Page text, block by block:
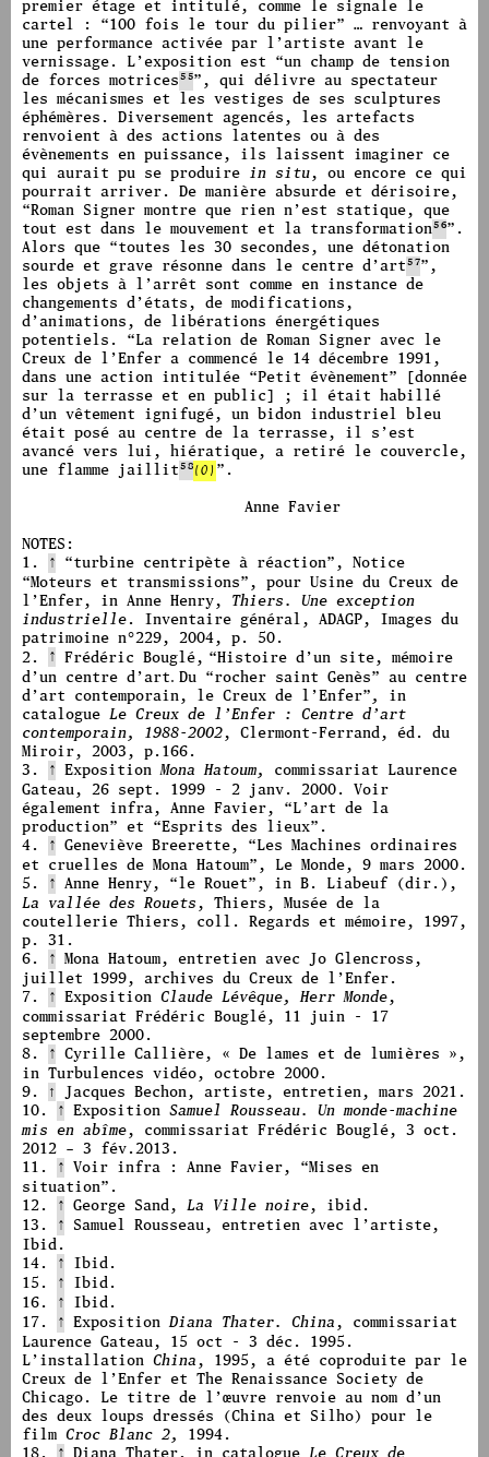
premier étage et intitulé, comme le signale le
cartel : “100 fois le tour du pilier” … renvoyant à
une performance activée par l’artiste avant le
vernissage. L’exposition est “un champ de tension
de forces motrices55”,qui délivre au spectateur
les mécanismes et les vestiges de ses sculptures
éphémères. Diversement agencés, les artefacts
renvoient à des actions latentes ou à des
évènements en puissance, ils laissent imaginer ce
qui aurait pu se produire in situ, ou encore ce qui
pourrait arriver. De manière absurde et dérisoire,
“Roman Signer montre que rien n’est statique, que
tout est dans le mouvement et la transformation56”.
Alors que “toutes les 30 secondes, une détonation
sourde et grave résonne dans le centre d’art57”,
les objets à l’arrêt sont comme en instance de
changements d’états, de modifications,
d’animations, de libérations énergétiques
potentiels. “La relation de Roman Signer avec le
Creux de l’Enfer a commencé le 14 décembre 1991,
dans une action intitulée “Petit évènement” [donnée
sur la terrasse et en public] ; il était habillé
d’un vêtement ignifugé, un bidon industriel bleu
était posé au centre de la terrasse, il s’est
avancé vers lui, hiératique, a retiré le couvercle,
une flamme jaillit58(O) ”.
Anne Favier
NOTES:
1.
↑
“turbine centripète à réaction” , Notice
“Moteurs et transmissions” , pour Usine du Creux de
l’Enfer, in Anne Henry, Thiers. Une exception
industrielle. Inventaire général, ADAGP, Images du
patrimoine n°229, 2004, p. 50.
2.
↑
Frédéric Bouglé, “Histoire d’un site, mémoire
d’un centre d’art. Du “rocher saint Genès” au centre
d’art contemporain, le Creux de l’Enfer”, in
catalogue Le Creux de l’Enfer : Centre d’art
contemporain, 1988-2002, Clermont-Ferrand, éd. du
Miroir, 2003,
p.166.
3.
↑
Exposition Mona Hatoum,
commissariat Laurence
Gateau, 26 sept. 1999 - 2 janv. 2000. Voir
également infra, Anne Favier, “L’art de la
production” et “Esprits des lieux” .
4.
↑
Geneviève Breerette, “Les Machines ordinaires
et cruelles de Mona Hatoum” , Le Monde, 9 mars 2000.
5.
↑
Anne Henry, “le Rouet”, in B. Liabeuf (dir.),
La vallée des Rouets , Thiers, Musée de la
coutellerie Thiers, coll. Regards et mémoire, 1997,
p. 31.
6.
↑
Mona Hatoum, entretien avec Jo Glencross,
juillet 1999, archives du Creux de l’Enfer.
7.
↑
Exposition Claude Lévêque, Herr Monde,
commissariat Frédéric Bouglé, 11 juin - 17
septembre 2000.
8.
↑
Cyrille Callière, « De lames et de lumières »,
in Turbulences vidéo, octobre 2000.
9.
↑
Jacques Bechon, artiste, entretien, mars 2021.
10.
↑
Exposition Samuel Rousseau. Un monde-machine
mis en abîme, commissariat Frédéric Bouglé, 3 oct.
2012 – 3 fév.2013.
11.
↑
Voir infra : Anne Favier, “Mises en
situation” .
12.
↑
George Sand, La Ville noire, ibid.
13.
↑
Samuel Rousseau, entretien avec l’artiste,
Ibid.
14.
↑
Ibid.
15.
↑
Ibid.
16.
↑
Ibid.
17.
↑
Exposition Diana Thater. China , commissariat
Laurence Gateau, 15 oct - 3 déc. 1995.
L’installation China , 1995, a été coproduite par le
Creux de l’Enfer et The Renaissance Society de
Chicago. Le titre de l’œuvre renvoie au nom d’un
des deux loups dressés (China et Silho) pour le
film Croc Blanc 2, 1994.
18.
↑
Diana Thater, in catalogue Le Creux de